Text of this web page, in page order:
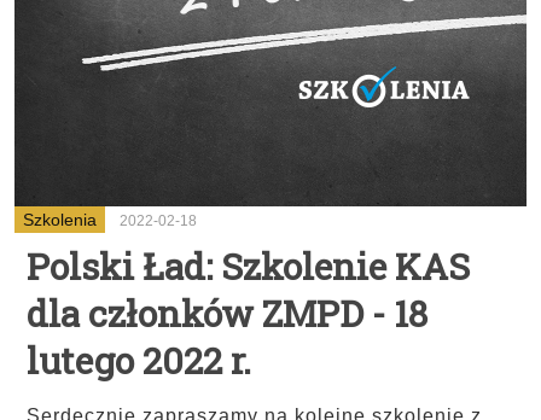
Szkolenia 2022-02-18
Polski Ład: Szkolenie KAS
dla członków ZMPD - 18
lutego 2022 r.